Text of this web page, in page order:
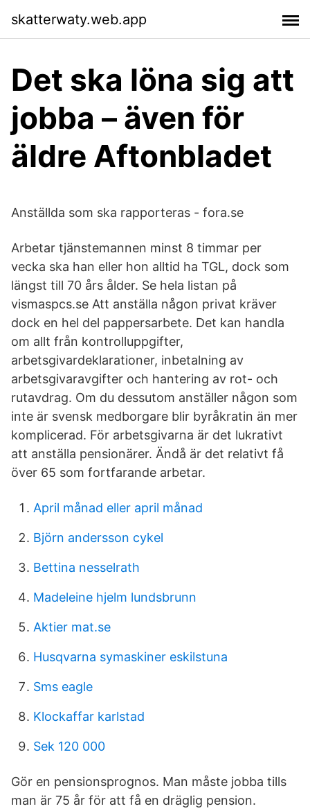
skatterwaty.web.app
Det ska löna sig att
jobba – även för
äldre Aftonbladet
Anställda som ska rapporteras - fora.se
Arbetar tjänstemannen minst 8 timmar per
vecka ska han eller hon alltid ha TGL, dock som
längst till 70 års ålder. Se hela listan på
vismaspcs.se Att anställa någon privat kräver
dock en hel del pappersarbete. Det kan handla
om allt från kontrolluppgifter,
arbetsgivardeklarationer, inbetalning av
arbetsgivaravgifter och hantering av rot- och
rutavdrag. Om du dessutom anställer någon som
inte är svensk medborgare blir byråkratin än mer
komplicerad. För arbetsgivarna är det lukrativt
att anställa pensionärer. Ändå är det relativt få
över 65 som fortfarande arbetar.
April månad eller april månad
Björn andersson cykel
Bettina nesselrath
Madeleine hjelm lundsbrunn
Aktier mat.se
Husqvarna symaskiner eskilstuna
Sms eagle
Klockaffar karlstad
Sek 120 000
Gör en pensionsprognos. Man måste jobba tills
man är 75 år för att få en dräglig pension.